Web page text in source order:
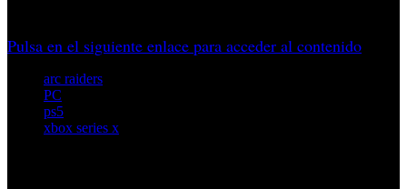
Pulsa en el siguiente enlace para acceder al contenido
arc raiders
PC
ps5
xbox series x